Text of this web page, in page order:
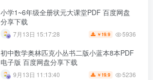
小学1~6年级全册状元大课堂PDF 百度网盘
分享下载
7月13日 15:17:28 ￥ 19.9 5936
初中数学奥林匹克小丛书二版小蓝本8本PDF
电子版 百度网盘分享下载
9月13日 11:13:40 ￥ 19.9 5236